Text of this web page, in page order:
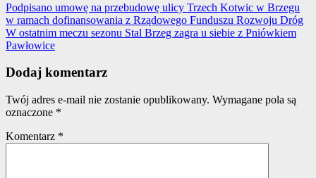
Podpisano umowę na przebudowę ulicy Trzech Kotwic w Brzegu
w ramach dofinansowania z Rządowego Funduszu Rozwoju Dróg
W ostatnim meczu sezonu Stal Brzeg zagra u siebie z Pniówkiem
Pawłowice
Dodaj komentarz
Twój adres e-mail nie zostanie opublikowany. Wymagane pola są
oznaczone *
Komentarz *